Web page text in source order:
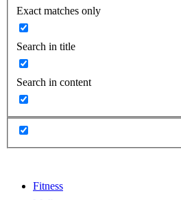
Exact matches only
Search in title
Search in content
Fitness